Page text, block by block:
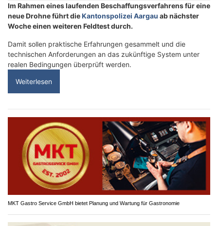
Im Rahmen eines laufenden Beschaffungsverfahrens für eine
neue Drohne führt dieKantonspolizei Aargau ab nächster
Woche einen weiteren Feldtest durch.
Damit sollen praktische Erfahrungen gesammelt und die
technischen Anforderungen an das zukünftige System unter
realen Bedingungen überprüft werden.
Weiterlesen
MKT Gastro Service GmbH bietet Planung und Wartung für Gastronomie